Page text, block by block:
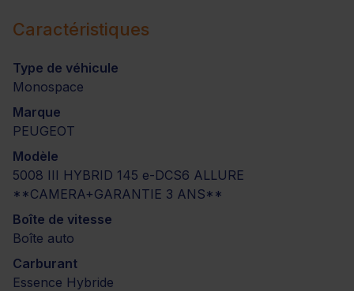
Caractéristiques
Type de véhicule
Monospace
Marque
PEUGEOT
Modèle
5008 III HYBRID 145 e-DCS6 ALLURE
**CAMERA+GARANTIE 3 ANS**
Boîte de vitesse
Boîte auto
Carburant
Essence Hybride